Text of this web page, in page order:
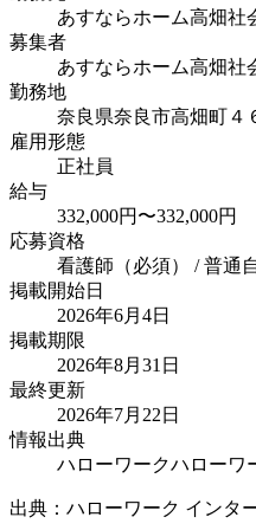
あすならホーム高畑
募集者
あすならホーム高畑
勤務地
奈良県奈良市高畑町４
雇用形態
正社員
給与
332,000円〜332,000円
応募資格
看護師（必須） / 普通
掲載開始日
2026年6月4日
掲載期限
2026年8月31日
最終更新
2026年7月22日
情報出典
ハローワークハローワ
出典：ハローワーク インタ